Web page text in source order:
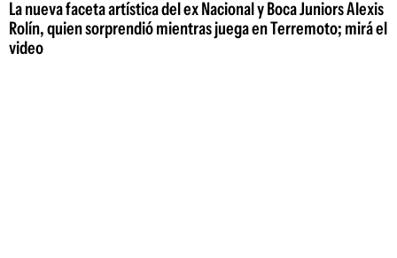
La nueva faceta artística del ex Nacional y Boca Juniors Alexis
Rolín, quien sorprendió mientras juega en Terremoto; mirá el
video